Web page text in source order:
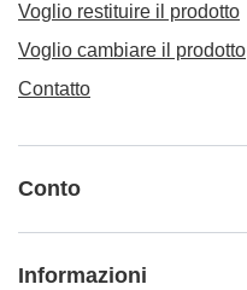
Voglio restituire il prodotto
Voglio cambiare il prodotto
Contatto
Conto
Informazioni